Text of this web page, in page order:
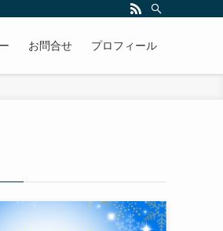
お問合せ プロフィール